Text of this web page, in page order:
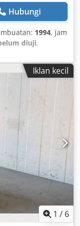
Hubungi
1994, jam
diuji,
No liability
can be offered
of intensifier 3-
parts)
Cjdpfx
spare and
controller, new
and tested If you
we offer a
you with a
Iklan kecil
1 / 6